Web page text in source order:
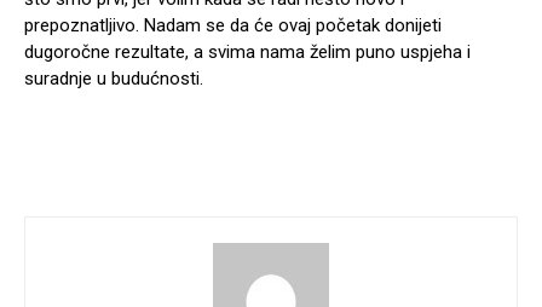
prepoznatljivo. Nadam se da će ovaj početak donijeti
dugoročne rezultate, a svima nama želim puno uspjeha i
suradnje u budućnosti.